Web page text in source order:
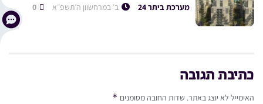
מערכת ביתר 24 ב׳ במרחשוון ה׳תשפ״א
כתיבת תגובה
האימייל לא יוצג באתר. שדות החובה מסומנים *